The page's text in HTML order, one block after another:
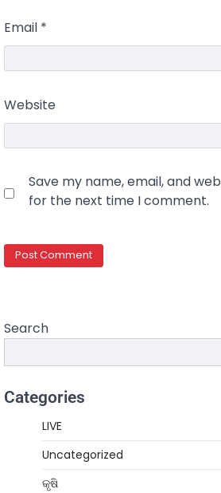
Email *
Website
Save my name, email, and
for the next time I comment.
Search
Categories
LIVE
Uncategorized
କୃଷି